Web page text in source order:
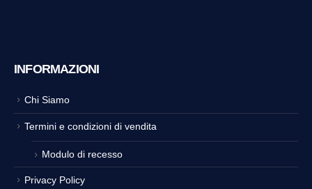
INFORMAZIONI
Chi Siamo
Termini e condizioni di vendita
Modulo di recesso
Privacy Policy